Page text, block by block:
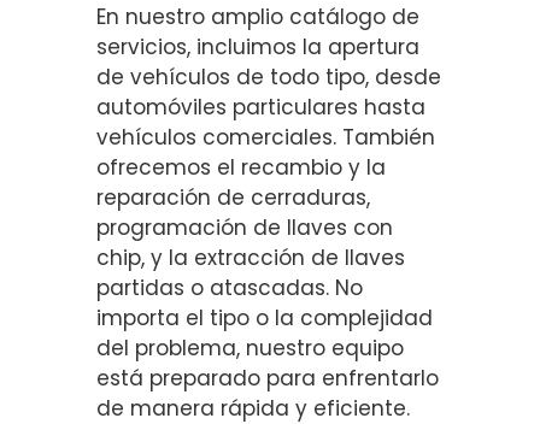
En nuestro amplio catálogo de
servicios, incluimos la apertura
de vehículos de todo tipo, desde
automóviles particulares hasta
vehículos comerciales. También
ofrecemos el recambio y la
reparación de cerraduras,
programación de llaves con
chip, y la extracción de llaves
partidas o atascadas. No
importa el tipo o la complejidad
del problema, nuestro equipo
está preparado para enfrentarlo
de manera rápida y eficiente.